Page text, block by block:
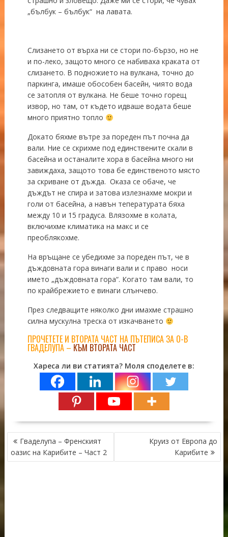
„бълбук – бълбук“ на лавата.
Слизането от върха ни се стори по-бързо, но не
и по-леко, защото много се набиваха краката от
слизането. В подножието на вулкана, точно до
паркинга, имаше обособен басейн, чиято вода
се затопля от вулкана. Не беше точно горещ
извор, но там, от където идваше водата беше
много приятно топло
Докато бяхме вътре за пореден път почна да
вали. Ние се скрихме под единствените скали в
басейна и останалите хора в басейна много ни
завиждаха, защото това бе единственото място
за скриване от дъжда. Оказа се обаче, че
дъждът не спира и затова излезнахме мокри и
голи от басейна, а навън тепературата бяха
между 10 и 15 градуса. Влязохме в колата,
включихме климатика на макс и се
преоблякохме.
На връщане се убедихме за пореден път, че в
дъждовната гора винаги вали и с право носи
името „дъждовната гора“. Когато там вали, то
по крайбрежието е винаги слънчево.
През следващите няколко дни имахме страшно
силна мускулна треска от изкачването
ПРОЧЕТЕТЕ И ВТОРАТА ЧАСТ НА ПЪТЕПИСА ЗА О-В
ГВАДЕЛУПА – КЪМ ВТОРАТА ЧАСТ
Хареса ли ви статията? Моля споделете в:
НАВИГАЦИЯ
Гваделупа – Френският
оазис на Карибите – Част 2
Круиз от Европа до
Карибите